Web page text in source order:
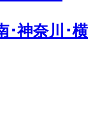
･神奈川･